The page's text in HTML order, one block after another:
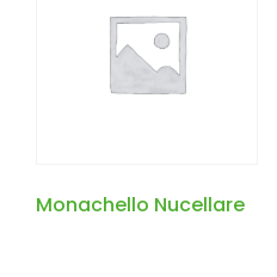
Monachello Nucellare